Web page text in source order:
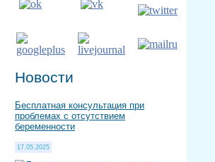
Новости
Бесплатная консультация при
проблемах с отсутствием
беременности
17.05.2025